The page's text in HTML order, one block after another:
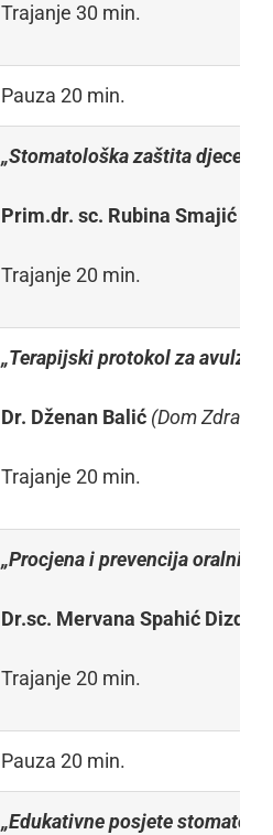
Trajanje 30 min.
Pauza 20 min.
„Stomatološka zaštita djece
Prim.dr. sc. Rubina Smajić
Trajanje 20 min.
„Terapijski protokol za avulziju
Dr. Dženan Balić (Dom
Trajanje 20 min.
„Procjena i prevencija oralnih
Dr.sc. Mervana Spahić
Trajanje 20 min.
Pauza 20 min.
„Edukativne posjete